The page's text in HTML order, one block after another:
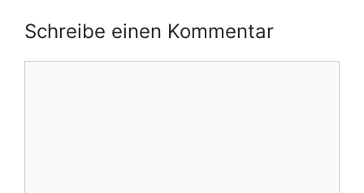
Schreibe einen Kommentar